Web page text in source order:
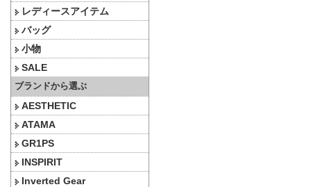
レディースアイテム
バッグ
小物
SALE
ブランドから選ぶ
AESTHETIC
ATAMA
GR1PS
INSPIRIT
Inverted Gear